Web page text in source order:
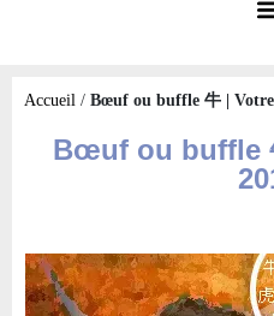
Accueil / Bœuf ou buffle 牛 | Votre
Bœuf ou buffle